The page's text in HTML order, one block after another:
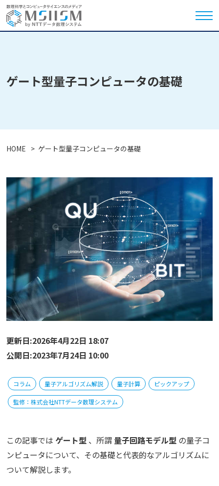
ゲート型量子コンピュータの基礎
HOME ゲート型量子コンピュータの基礎
更新日:2026年4月22日 18:07
公開日:2023年7月24日 10:00
コラム 量子アルゴリズム解説 量子計算 ピックアップ
監修：株式会社NTTデータ数理システム
この記事では ゲート型 、所謂 量子回路モデル型 の量子コ
ンピュータについて、その基礎と代表的なアルゴリズムに
ついて解説します。